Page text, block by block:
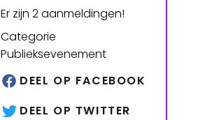
Er zijn 2 aanmeldingen!
Categorie
Publieksevenement
DEEL OP FACEBOOK
DEEL OP TWITTER